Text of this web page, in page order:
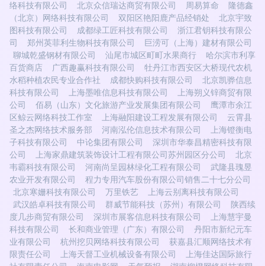
络科技有限公司
北京众信瑞达商贸有限公司 周易算命
隆德鑫
（北京）网络科技有限公司
双阳区艳阳鹿产品经销处
北京宇致
图科技有限公司
成都绿工匠科技有限公司
浙江君钥科技有限公
司
郑州英菲利生物科技有限公司
巨涝可（上海）建材有限公司
聊城乾盛钢材有限公司
汕尾市城区町町水果商行
哈尔滨市利享
百货商店
广西趣赢科技有限公司
牡丹江市西安区大桥现代农机
水稻种植农民专业合作社
成都快购科技有限公司
北京凯骅信息
科技有限公司
上海墨唯信息科技有限公司
上海朔义锌商贸有限
公司
佰易（山东）文化旅游产业发展集团有限公司
鹰潭市余江
区鲸云网络科技工作室
上海融阳建设工程发展有限公司
云霄县
圣之杰网络技术服务部
河南泓伦信息技术有限公司
上海镫衡电
子科技有限公司
中论集团有限公司
深圳市华泰昌精密科技有限
公司
上海家鼎建筑装饰设计工程有限公司苏州园区分公司
北京
韦霸科技有限公司
河南尚呈园林绿化工程有限公司
武隆县瑰昱
农业开发有限公司
程力专用汽车股份有限公司销售二十七分公司
北京寒姗科技有限公司
万里铁艺
上海云别离科技有限公司
武汉皓卓科技有限公司
群威节能科技（苏州）有限公司
陕西续
度几步商贸有限公司
深圳市展客信息科技有限公司
上海慧宇曼
科技有限公司
长和商业管理（广东）有限公司
丹阳市新纪元车
业有限公司
杭州挖贝网络科技有限公司
获嘉县汇顺网络技术有
限责任公司
上海天督工业机械设备有限公司
上海佳达国际旅行